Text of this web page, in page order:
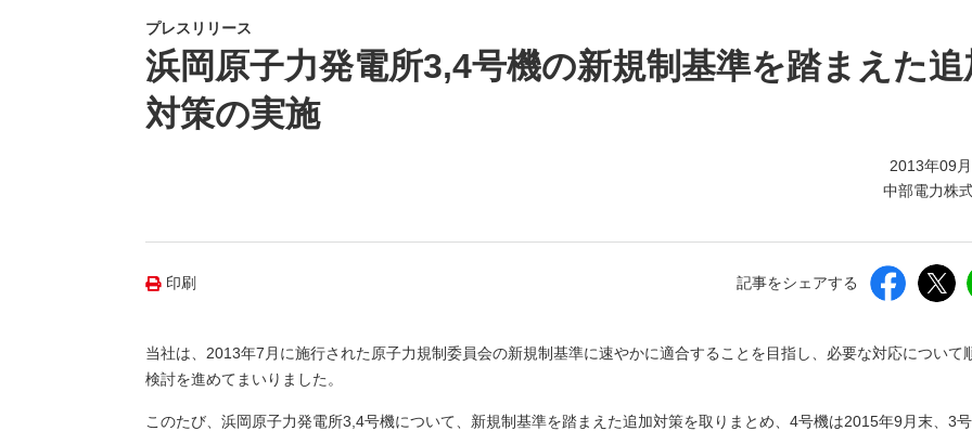
ニュース（新しいウィンドウを開きます）
よくあるご質問・お問い合わせ
プレスリリース
浜岡原子力発電所3,4号機の新規制基準を踏まえた追
対策の実施
2013年09
中部電力株
印刷 記事をシェアする
当社は、2013年7月に施行された原子力規制委員会の新規制基準に速やかに適合することを目指し、必要な対応について
検討を進めてまいりました。
このたび、浜岡原子力発電所3,4号機について、新規制基準を踏まえた追加対策を取りまとめ、4号機は2015年9月末、3